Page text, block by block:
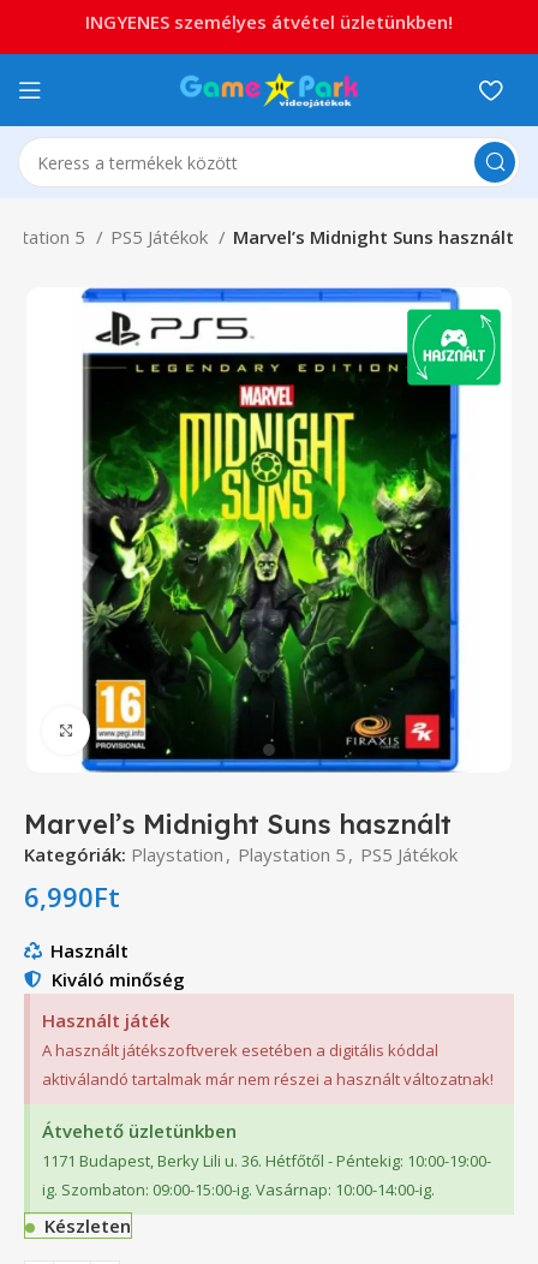
5 PS5 Játékok Marvel’s Midnight Suns használt
Click to enlarge
Marvel’s Midnight Suns használt
Kategóriák: Playstation , Playstation 5 , PS5 Játékok
6,990Ft
Használt
Kiváló minőség
Használt játék
A használt játékszoftverek esetében a digitális kóddal
aktiválandó tartalmak már nem részei a használt változatnak!
Átvehető üzletünkben
1171 Budapest, Berky Lili u. 36. Hétfőtől - Péntekig: 10:00-19:00-
ig. Szombaton: 09:00-15:00-ig. Vasárnap: 10:00-14:00-ig.
Készleten
INGYENES személyes átvétel üzletünkben!